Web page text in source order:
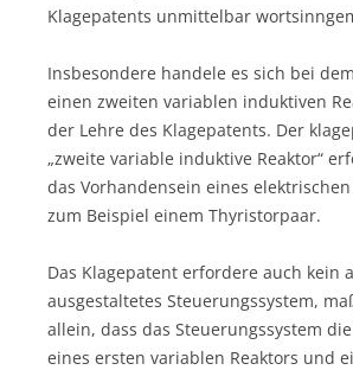
Klagepatents unmittelbar
Insbesondere handele es sich bei
einen zweiten variablen induktiven
der Lehre des Klagepatents. Der
„zweite variable induktive Reaktor“
das Vorhandensein eines
zum Beispiel einem Thyristorpaar.
Das Klagepatent erfordere auch kein
ausgestaltetes Steuerungssystem,
allein, dass das Steuerungssystem
eines ersten variablen Reaktors und